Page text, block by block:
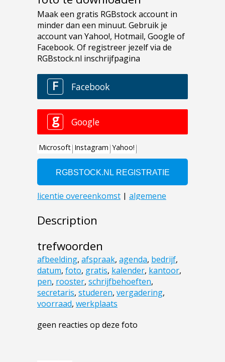
Description
trefwoorden
afbeelding, afspraak, agenda, bedrijf,
datum, foto, gratis, kalender, kantoor,
pen, rooster, schrijfbehoeften,
secretaris, studeren, vergadering,
voorraad, werkplaats
geen reacties op deze foto